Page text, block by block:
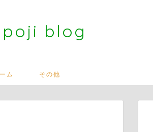
blog
ム その他